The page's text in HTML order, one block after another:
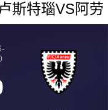
斯特瑙VS阿劳